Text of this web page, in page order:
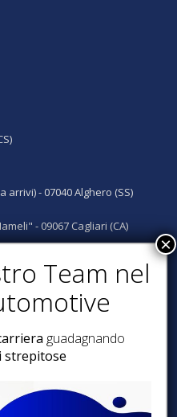
- 07040 Alghero (SS)
- 09067 Cagliari (CA)
Amantea, Diamante, Santa
guadagnando
strepitose